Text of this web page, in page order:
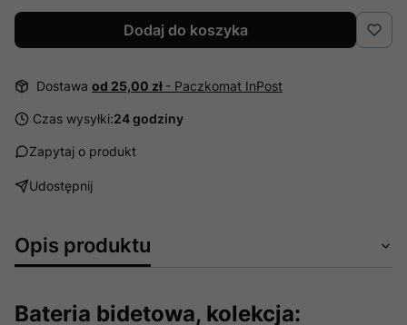
Dodaj do koszyka
Dostawa od 25,00 zł - Paczkomat InPost
Czas wysyłki:24 godziny
Zapytaj o produkt
Udostępnij
Opis produktu
Bateria bidetowa, kolekcja: